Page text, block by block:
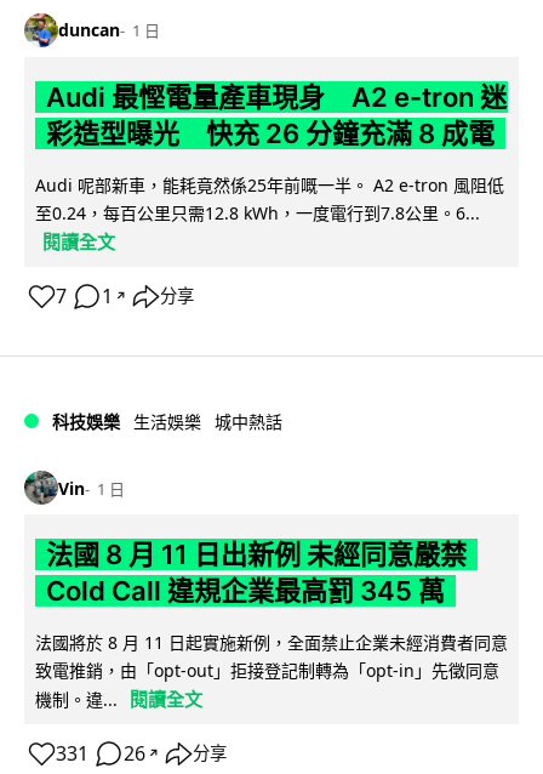
duncan 1 日
Audi 最慳電量產車現身 A2 e-tron 迷
彩造型曝光 快充 26 分鐘充滿 8 成電
Audi 呢部新車，能耗竟然係25年前嘅一半。 A2 e-tron 風阻低
至0.24，每百公里只需12.8 kWh，一度電行到7.8公里。6...
閱讀全文
7 1 ↗ 分享
科技娛樂 生活娛樂 城中熱話
Vin 1 日
法國 8 月 11 日出新例 未經同意嚴禁
Cold Call 違規企業最高罰 345 萬
法國將於 8 月 11 日起實施新例，全面禁止企業未經消費者同意
致電推銷，由「opt-out」拒接登記制轉為「opt-in」先徵同意
機制。違...
閱讀全文
331 26 ↗ 分享